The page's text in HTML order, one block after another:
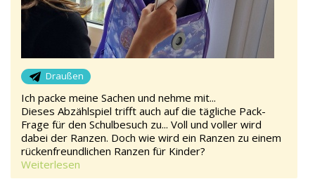
Draußen
Ich packe meine Sachen und nehme mit...
Dieses Abzählspiel trifft auch auf die tägliche Pack-
Frage für den Schulbesuch zu... Voll und voller wird
dabei der Ranzen. Doch wie wird ein Ranzen zu einem
rückenfreundlichen Ranzen für Kinder?
Weiterlesen